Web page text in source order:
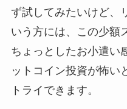
ず試してみたいけど、
いう方には、この少額
ちょっとしたお小遣い
ットコイン投資が怖い
トライできます。